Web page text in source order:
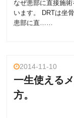
なぜ患部に直接施
います。 DRTは坐
患部に直……
2014-11-10
一生使える
方。